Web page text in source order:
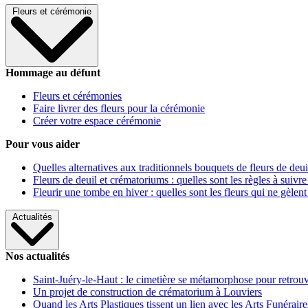
Fleurs et cérémonie
Hommage au défunt
Fleurs et cérémonies
Faire livrer des fleurs pour la cérémonie
Créer votre espace cérémonie
Pour vous aider
Quelles alternatives aux traditionnels bouquets de fleurs de
Fleurs de deuil et crématoriums : quelles sont les règles à
Fleurir une tombe en hiver : quelles sont les fleurs qui ne gèlent
Actualités
Nos actualités
Saint-Juéry-le-Haut : le cimetière se métamorphose pour
Un projet de construction de crématorium à Louviers
Quand les Arts Plastiques tissent un lien avec les Arts